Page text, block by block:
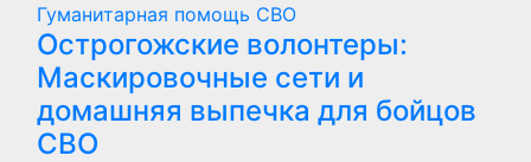
Гуманитарная помощь СВО
Острогожские волонтеры:
Маскировочные сети и
домашняя выпечка для бойцов
СВО